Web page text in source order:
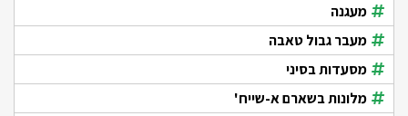
מעגנה
מעבר גבול טאבה
מסעדות בסיני
מלונות בשארם א-שייח'